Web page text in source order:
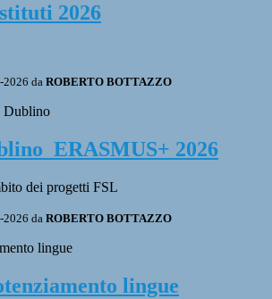
2026
da ROBERTO BOTTAZZO
2026
dei progetti FSL
da ROBERTO BOTTAZZO
lingue